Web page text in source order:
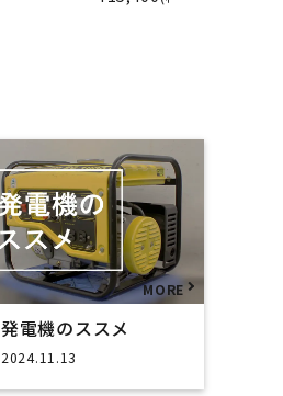
発電機のススメ
2024.11.13